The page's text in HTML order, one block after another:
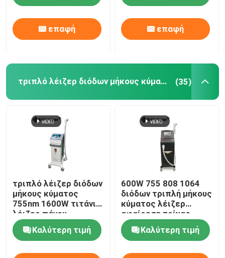
μηχανή
επαφή επαφή
τριπλό λέιζερ διόδων μήκους κύματος (35)
τριπλό λέιζερ διόδων
μήκους κύματος
755nm 1600W τιτάνιο
λέιζερ πάγου
σοπράνο 808 NM
Καλύτερη τιμή
600W 755 808 1064
διόδων τριπλή μήκους
κύματος λέιζερ
αφαίρεση τρίχας
Epilation του
προσώπου μόνιμη
Καλύτερη τιμή